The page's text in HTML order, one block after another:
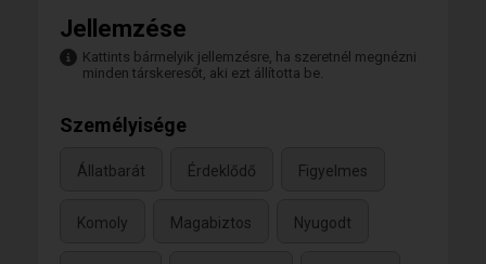
Jellemzése
Kattints bármelyik jellemzésre, ha szeretnél megnézni
minden társkeresőt, aki ezt állította be.
Személyisége
Állatbarát Érdeklődő Figyelmes
Komoly Magabiztos Nyugodt